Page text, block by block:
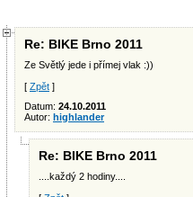
Re: BIKE Brno 2011
Ze Světlý jede i přímej vlak :))
[ Zpět ]
Datum: 24.10.2011
Autor: highlander
Re: BIKE Brno 2011
....každý 2 hodiny....